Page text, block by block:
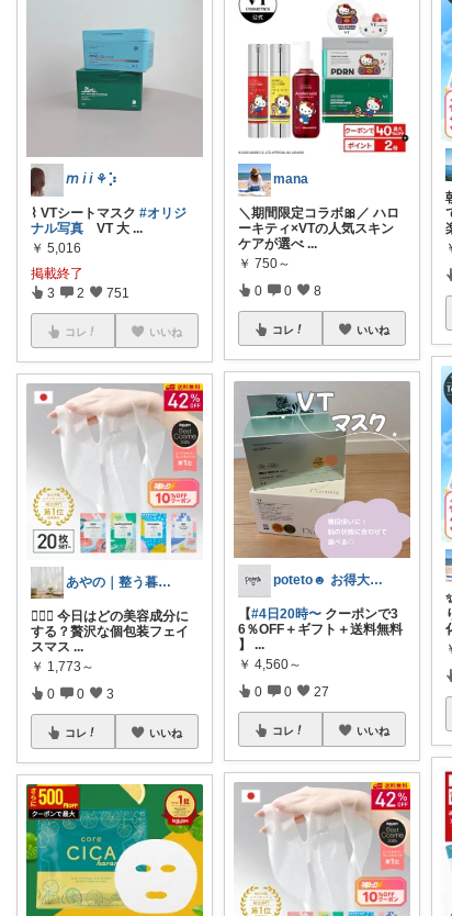
𝘮 𝘪 𝘪 ⚘⡱
⌇ VTシートマスク #オリジ
ナル写真 ⁡ ⁡ ⁡ VT 大 ...
￥ 5,016
掲載終了
3 2 751
コレ いいね
あやの｜整う暮らしROOM
🧖‍♀️✨ 今日はどの美容成分に
する？贅沢な個包装フェイ
スマス ...
￥ 1,773～
0 0 3
コレ いいね
mana
＼期間限定コラボ🎀／ ハロ
ーキティ×VTの人気スキン
ケアが選べ ...
￥ 750～
0 0 8
コレ いいね
poteto☻ お得大好き💜
【#4日20時〜 クーポンで3
6％OFF＋ギフト＋送料無料
】
...
￥ 4,560～
0 0 27
コレ いいね